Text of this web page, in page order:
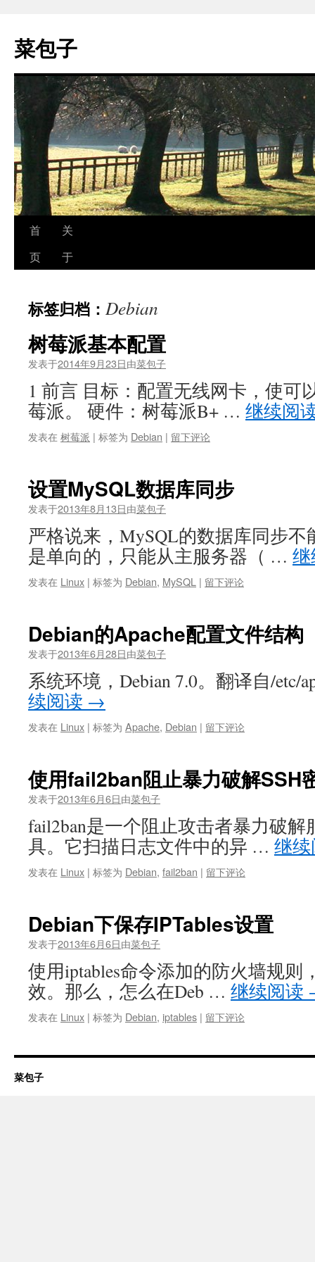
正
文
菜包子
首
页
关
于
标签归档： Debian
树莓派基本配置
发表于2014年9月23日由菜包子
1 前言 目标：配置无线网卡，使可
莓派。 硬件：树莓派B+ … 继续阅
发表在 树莓派 | 标签为 Debian | 留下评论
设置MySQL数据库同步
发表于2013年8月13日由菜包子
严格说来，MySQL的数据库同步不
是单向的，只能从主服务器（ …
发表在 Linux | 标签为 Debian, MySQL | 留下评论
Debian的Apache配置文件结构
发表于2013年6月28日由菜包子
系统环境，Debian 7.0。翻译自/etc/
续阅读 →
发表在 Linux | 标签为 Apache, Debian | 留下评论
使用fail2ban阻止暴力破解SSH
发表于2013年6月6日由菜包子
fail2ban是一个阻止攻击者暴力破
具。它扫描日志文件中的异 … 继
发表在 Linux | 标签为 Debian, fail2ban | 留下评论
Debian下保存IPTables设置
发表于2013年6月6日由菜包子
使用iptables命令添加的防火墙规则
效。那么，怎么在Deb … 继续阅读
发表在 Linux | 标签为 Debian, iptables | 留下评论
菜包子